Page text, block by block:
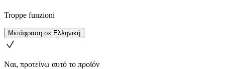
Troppe funzioni
Μετάφραση σε Ελληνική
Ναι, προτείνω αυτό το προϊόν